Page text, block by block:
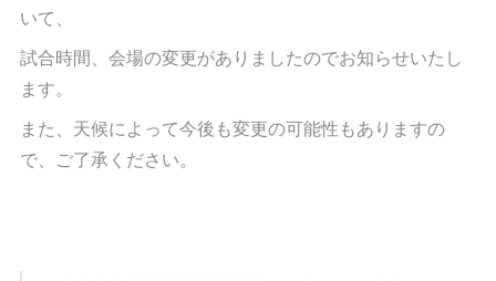
いて、
試合時間、会場の変更がありましたのでお知らせいたし
ます。
また、天候によって今後も変更の可能性もありますの
で、ご了承ください。